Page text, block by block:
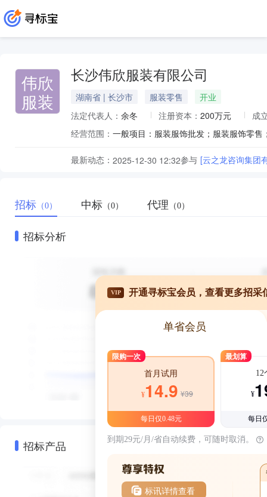
伟欣
服装
长沙伟欣服装有限公司
湖南省 | 长沙市 服装零售
开业
法定代表人： 余冬 注册资本： 200万元
成
经营范围：
最新动态： 2025-12-30 12:32参与
招标 （0） 中标 （0） 代理 （0）
招标分析
招标产品
VIP 开通寻标宝会员，查看更多招采
单省会员
限购一次
首月试用
¥14.9 ¥39
每日仅0.48元
最划算
12
¥
每日
到期29元/月/省自动续费，可随时取消。
标讯详情查看